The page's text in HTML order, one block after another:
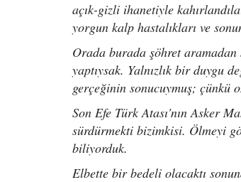
açık-gizli ihanetiyle
yorgun kalp hastalıkları ve
Orada burada şöhret aramadan
yaptıysak. Yalnızlık bir duygu
gerçeğinin sonucuymuş; çünkü
Son Efe Türk Atası'nın Asker
sürdürmekti bizimkisi. Ölmeyi
biliyorduk.
Elbette bir bedeli olacaktı